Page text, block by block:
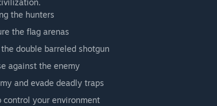
the hunters
the flag arenas
double barreled shotgun
against the enemy
and evade deadly traps
your environment